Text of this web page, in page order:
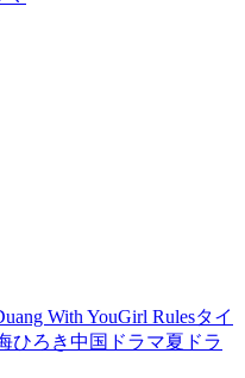
With YouGirl Rulesタイ
ひろき中国ドラマ夏ドラ